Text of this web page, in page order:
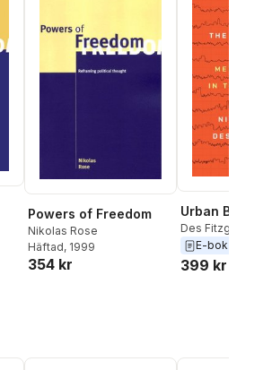
Powers of Freedom
Nikolas Rose
Häftad, 1999
354 kr
Urban Brain
Des Fitzgerald
RoseE-bok
399 kr